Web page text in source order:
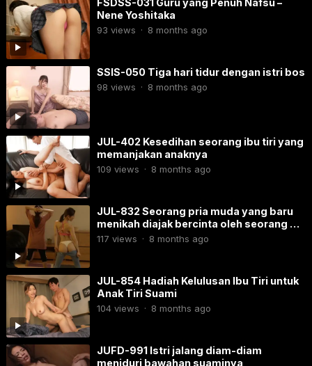
Nene Yoshitaka
93 views · 8 months ago
SSIS-050 Tiga hari tidur dengan istri bos
98 views · 8 months ago
JUL-402 Kesedihan seorang ibu tiri yang
memanjakan anaknya
109 views · 8 months ago
JUL-832 Seorang pria muda yang baru
menikah diajak bercinta oleh seorang PT
wanita jalang yang berpantat besar.
117 views · 8 months ago
JUL-854 Hadiah Kelulusan Ibu Tiri untuk
Anak Tiri Suami
104views · 8 months ago
JUFD-991​ Istri jalang diam-diam
meniduri bawahan suaminya